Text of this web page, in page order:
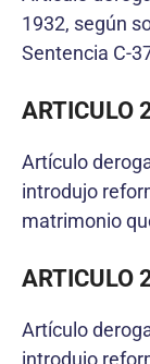
1932, según
Sentencia C-
ARTICULO
Artículo
introdujo
matrimonio
ARTICULO
Artículo
introdujo